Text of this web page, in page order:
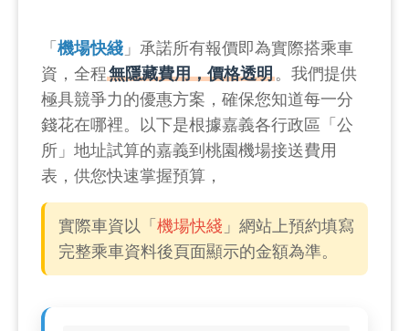
「 機場快綫 」承諾所有報價即為實際搭乘車
資，全程無隱藏費用，價格透明 。我們提供
極具競爭力的優惠方案，確保您知道每一分
錢花在哪裡。以下是根據嘉義各行政區「公
所」地址試算的嘉義到桃園機場接送費用
表，供您快速掌握預算，
實際車資以「 機場快綫 」網站上預約填寫
完整乘車資料後頁面顯示的金額為準。